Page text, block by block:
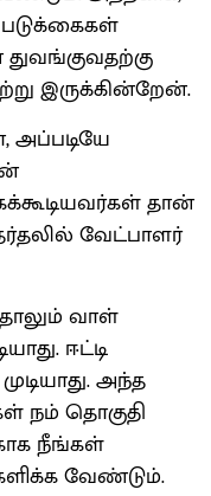
இருக்கின்றேன்.
தான்
வேட்பாளர்
வாள்
ஈட்டி
அந்த
நம் தொகுதி
நீங்கள்
வேண்டும்.